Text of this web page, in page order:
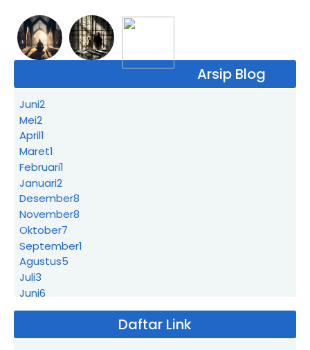
Arsip Blog
Juni2
Mei2
April1
Maret1
Februari1
Januari2
Desember8
November8
Oktober7
September1
Agustus5
Juli3
Juni6
Mei4
Maret11
Daftar Link